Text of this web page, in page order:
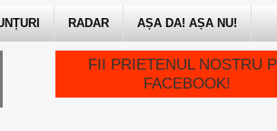
RADAR AȘA DA! AȘA NU!
FII PRIETENUL NOSTRU
FACEBOOK!